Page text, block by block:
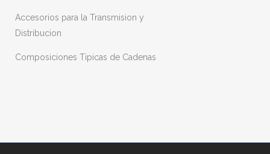
Accesorios para la Transmision y
Distribucion
Composiciones Tipicas de Cadenas